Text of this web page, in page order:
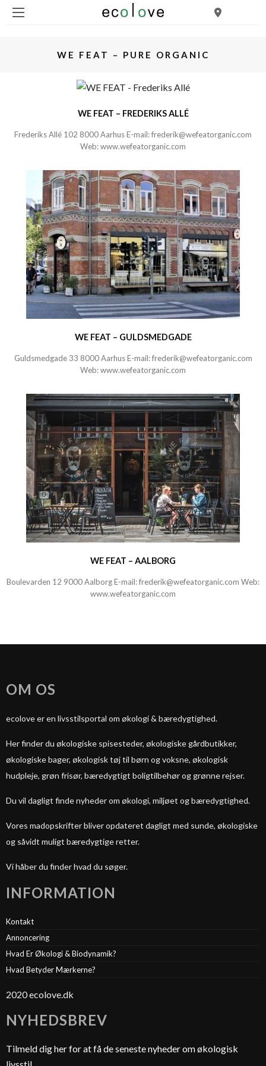
WE FEAT – PURE ORGANIC
WE FEAT – FREDERIKS ALLÉ
Frederiks Allé 102 8000 Aarhus E-mail:frederik@wefeatorganic.com
Web:www.wefeatorganic.com
WE FEAT – GULDSMEDGADE
Guldsmedgade 33 8000 Aarhus E-mail:frederik@wefeatorganic.com
Web:www.wefeatorganic.com
WE FEAT – AALBORG
Boulevarden 12 9000 Aalborg E-mail:frederik@wefeatorganic.com Web:
www.wefeatorganic.com
OM OS
ecolove er en livsstilsportal om økologi & bæredygtighed.
Her finder du økologiske spisesteder, økologiske gårdbutikker,
økologiske bager, økologisk tøj til børn og voksne, økologisk
hudpleje, grøn frisør, bæredygtigt boligtilbehør og grønne rejser.
Du vil dagligt finde nyheder om økologi, miljøet og bæredygtighed.
Vores madopskrifter bliver opdateret dagligt med sunde, økologiske
og såvidt muligt bæredygtige retter.
Vi håber du finder hvad du søger.
INFORMATION
Kontakt
Annoncering
Hvad Er Økologi & Biodynamik?
Hvad Betyder Mærkerne?
2020 ecolove.dk
NYHEDSBREV
Tilmeld dig her for at få de seneste nyheder om økologisk